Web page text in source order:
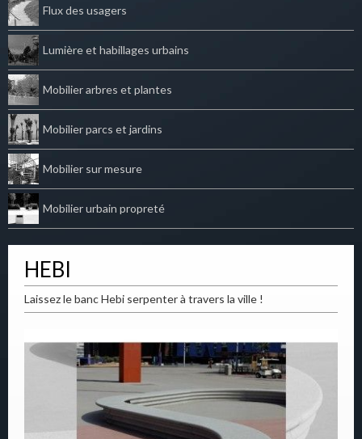
Flux des usagers
Lumière et habillages urbains
Mobilier arbres et plantes
Mobilier parcs et jardins
Mobilier sur mesure
Mobilier urbain propreté
HEBI
Laissez le banc Hebi serpenter à travers la ville !